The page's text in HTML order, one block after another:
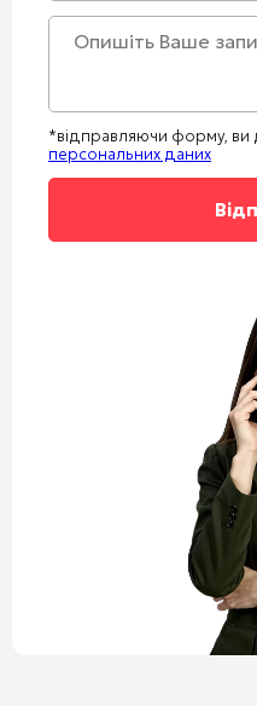
*відправляючи форму, ви
персональних даних